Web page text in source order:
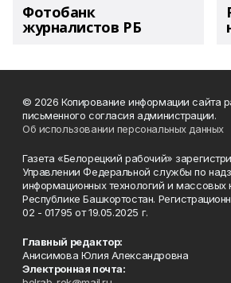
Фотобанк
журналистов РБ
© 2026 Копирование информации сайта
письменного согласия администрации.
Об использовании персональных данных
Газета «Белорецкий рабочий»
Управлении Федеральной службы по
информационных технологий и массовых
Республике Башкортостан.
02 - 01795 от 19.05.2025 г.
Главный редактор:
Анисимова Юлия Александровна
Электронная почта: